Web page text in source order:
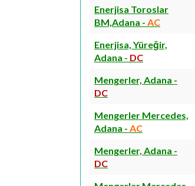
Enerjisa Toroslar
BM,Adana - AC
Enerjisa, Yüreğir,
Adana - DC
Mengerler, Adana -
DC
Mengerler Mercedes,
Adana - AC
Mengerler, Adana -
DC